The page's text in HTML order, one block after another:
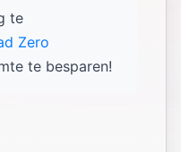
te
Zero
te besparen!